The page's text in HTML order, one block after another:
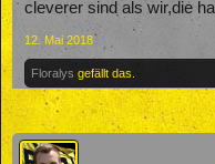
cleverer sind als wir,die
12. Mai 2018
Floralys gefällt das.